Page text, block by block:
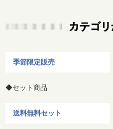
季節限定販売
◆セット商品
送料無料セット